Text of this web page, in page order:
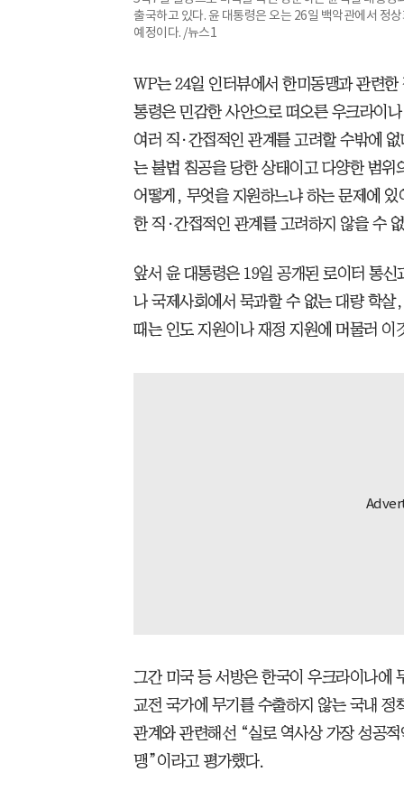
출국하고 있다. 윤 대통령은 오는 26일 백악관에서 정
예정이다. /뉴스1
WP는 24일 인터뷰에서 한미동맹과 관련
통령은 민감한 사안으로 떠오른 우크라이
여러 직·간접적인 관계를 고려할 수밖에
는 불법 침공을 당한 상태이고 다양한 범
어떻게, 무엇을 지원하느냐 하는 문제에
한 직·간접적인 관계를 고려하지 않을 수
앞서 윤 대통령은 19일 공개된 로이터 통
나 국제사회에서 묵과할 수 없는 대량 학
때는 인도 지원이나 재정 지원에 머물러
그간 미국 등 서방은 한국이 우크라이나에
교전 국가에 무기를 수출하지 않는 국내
관계와 관련해선 “실로 역사상 가장 성공
맹”이라고 평가했다.